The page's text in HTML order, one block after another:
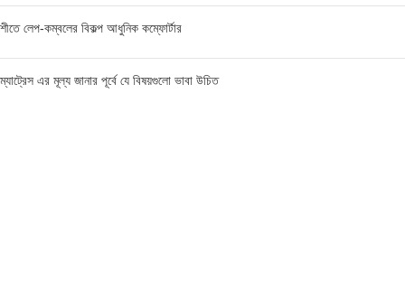
শীতে লেপ-কম্বলের বিকল্প আধুনিক কম্ফোর্টার
ম্যাট্রেস এর মূল্য জানার পূর্বে যে বিষয়গুলো ভাবা উচিত